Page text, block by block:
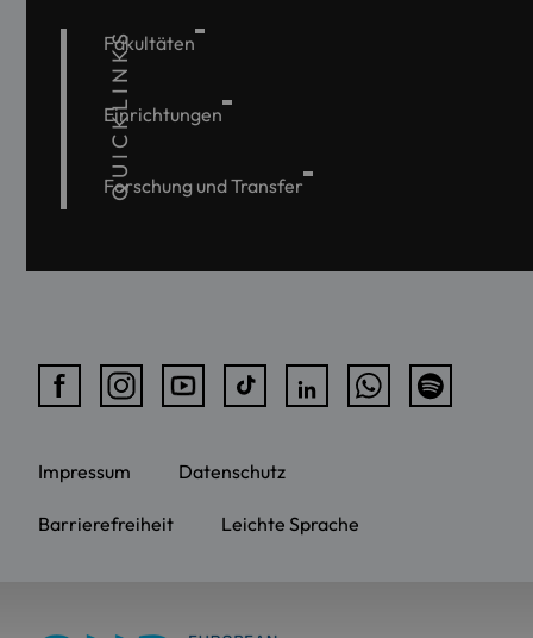
QUICKLINKS
Fakultäten
Einrichtungen
Forschung und Transfer
Impressum Datenschutz
Barrierefreiheit Leichte Sprache